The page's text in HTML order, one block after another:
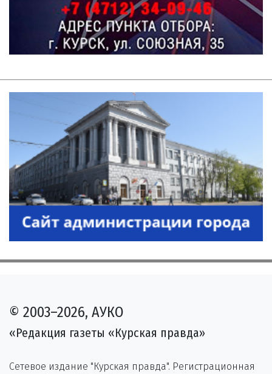
© 2003–2026, АУКО
«Редакция газеты «Курская правда»
Сетевое издание "Курская правда". Регистрационная